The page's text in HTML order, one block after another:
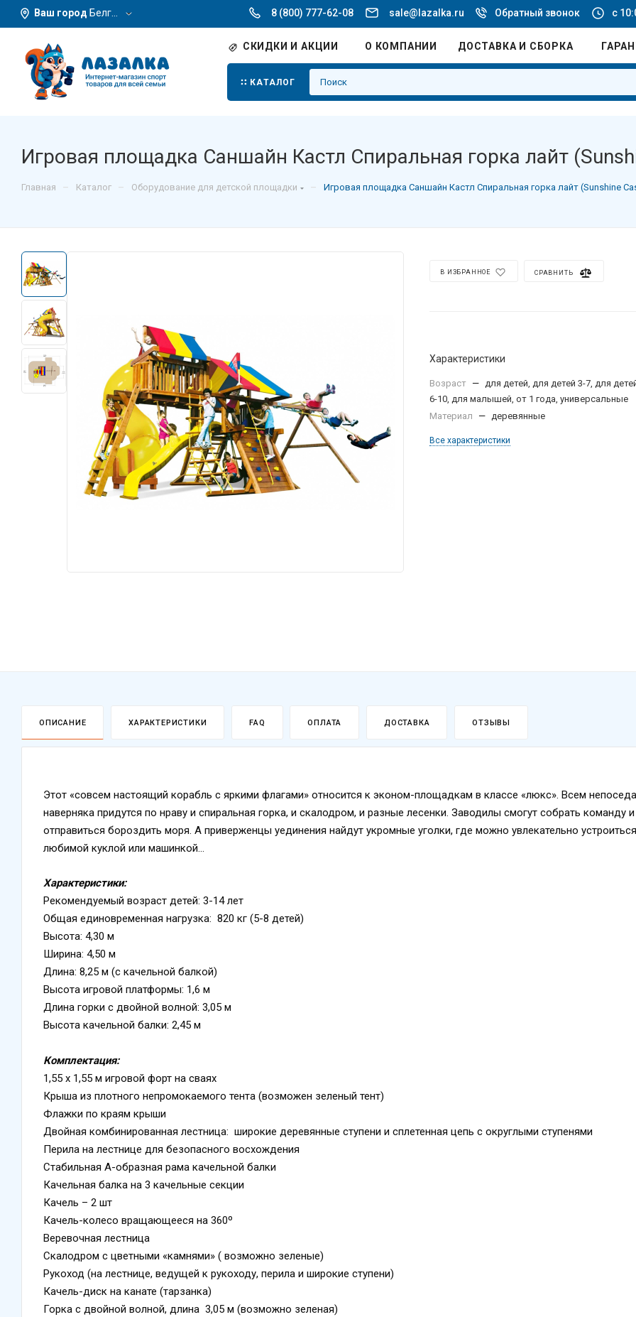
Ваш город Белгород 8 (800) 777-62-08 sale@lazalka.ru Обратный звонок с
СКИДКИ И АКЦИИ О КОМПАНИИ ДОСТАВКА И СБОРКА
КАТАЛОГ
Игровая площадка Саншайн Кастл Спиральная горка лайт
Главная – Каталог – Оборудование для детской площадки – Игровая площадка Саншайн Кастл Спиральная горка лайт (Sunshine
В ИЗБРАННОЕ СРАВНИТЬ
Характеристики
Возраст — для детей, для детей 3-7, для
6-10, для малышей, от 1 года, универсальные
Материал
— деревянные
Все характеристики
ОПИСАНИЕ ХАРАКТЕРИСТИКИ FAQ ОПЛАТА ДОСТАВКА ОТЗЫВЫ
Этот «совсем настоящий корабль с яркими флагами» относится к эконом-площадкам в классе «люкс». Всем
наверняка придутся по нраву и спиральная горка, и скалодром, и разные лесенки. Заводилы смогут собрать команду и
отправиться бороздить моря. А приверженцы уединения найдут укромные уголки, где можно увлекательно
любимой куклой или машинкой...
Характеристики:
Рекомендуемый возраст детей: 3-14 лет
Общая единовременная нагрузка: 820 кг (5-8 детей)
Высота: 4,30 м
Ширина: 4,50 м
Длина: 8,25 м (с качельной балкой)
Высота игровой платформы: 1,6 м
Длина горки с двойной волной: 3,05 м
Высота качельной балки: 2,45 м
Комплектация:
1,55 х 1,55 м игровой форт на сваях
Крыша из плотного непромокаемого тента (возможен зеленый тент)
Флажки по краям крыши
Двойная комбинированная лестница: широкие деревянные ступени и сплетенная цепь с округлыми ступенями
Перила на лестнице для безопасного восхождения
Стабильная А-образная рама качельной балки
Качельная балка на 3 качельные секции
Качель – 2 шт
Качель-колесо вращающееся на 360º
Веревочная лестница
Скалодром с цветными «камнями» ( возможно зеленые)
Рукоход (на лестнице, ведущей к рукоходу, перила и широкие ступени)
Качель-диск на канате (тарзанка)
Горка с двойной волной, длина 3,05 м (возможно зеленая)